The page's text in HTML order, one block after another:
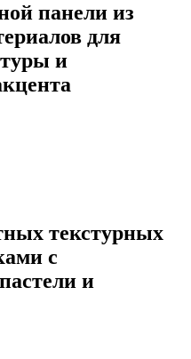
панели из
для
и
текстурных
с
и